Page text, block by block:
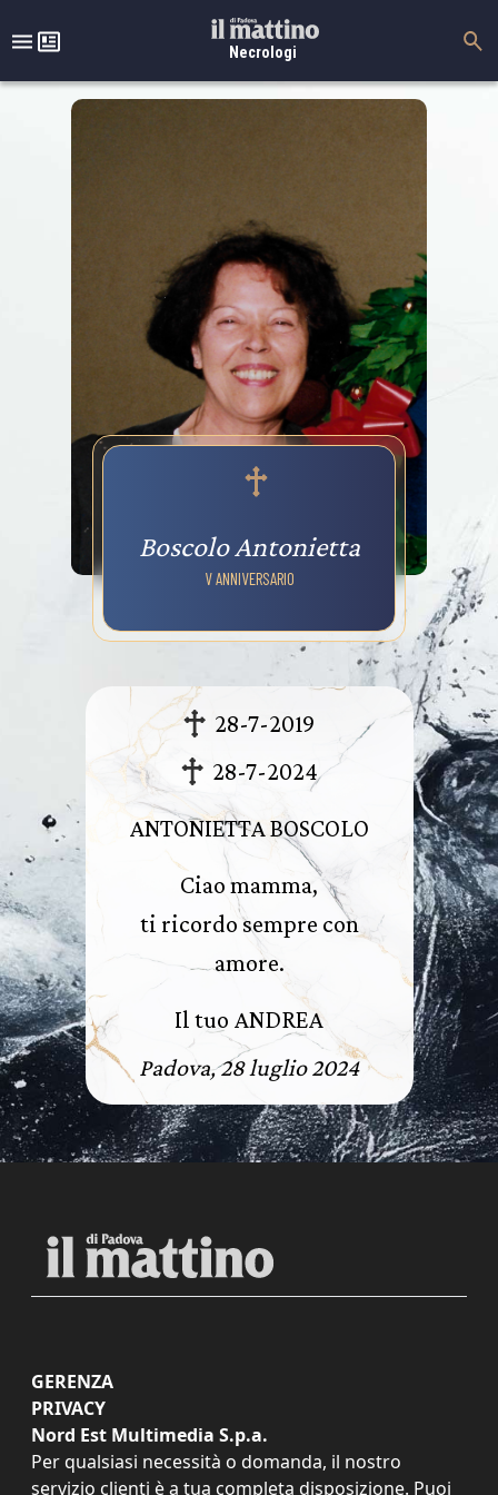
Necrologi
Boscolo Antonietta
V ANNIVERSARIO
28-7-2019
28-7-2024
ANTONIETTA BOSCOLO
Ciao mamma,
ti ricordo sempre con
amore.
Il tuo ANDREA
Padova, 28 luglio 2024
GERENZA
PRIVACY
Nord Est Multimedia S.p.a.
Per qualsiasi necessità o domanda, il nostro
servizio clienti è a tua completa disposizione. Puoi